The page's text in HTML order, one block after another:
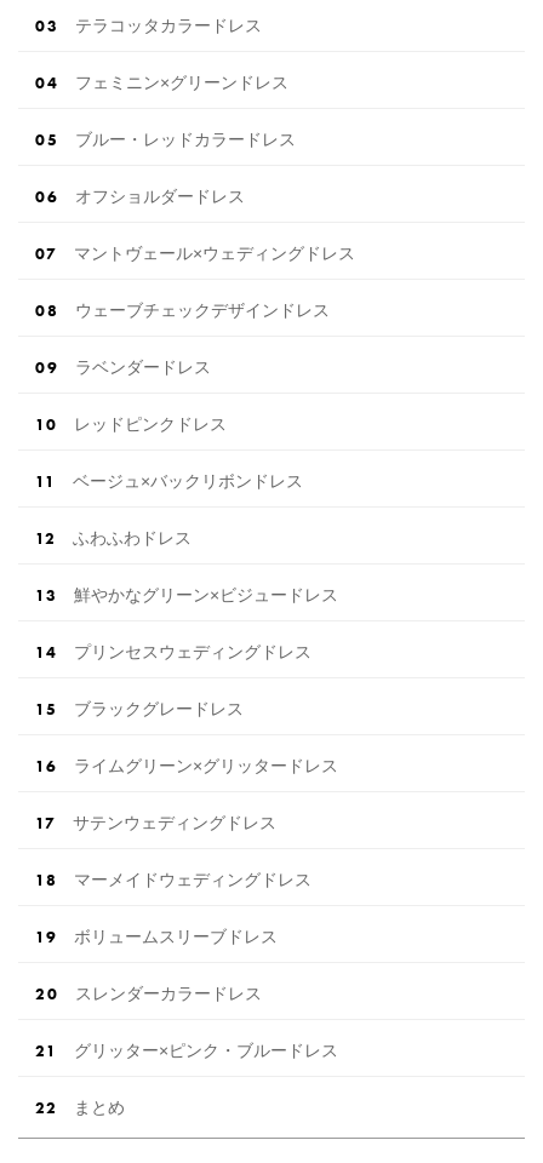
テラコッタカラードレス
フェミニン×グリーンドレス
ブルー・レッドカラードレス
オフショルダードレス
マントヴェール×ウェディングドレス
ウェーブチェックデザインドレス
ラベンダードレス
レッドピンクドレス
ベージュ×バックリボンドレス
ふわふわドレス
鮮やかなグリーン×ビジュードレス
プリンセスウェディングドレス
ブラックグレードレス
ライムグリーン×グリッタードレス
サテンウェディングドレス
マーメイドウェディングドレス
ボリュームスリーブドレス
スレンダーカラードレス
グリッター×ピンク・ブルードレス
まとめ